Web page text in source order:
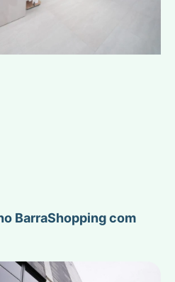
BarraShopping com